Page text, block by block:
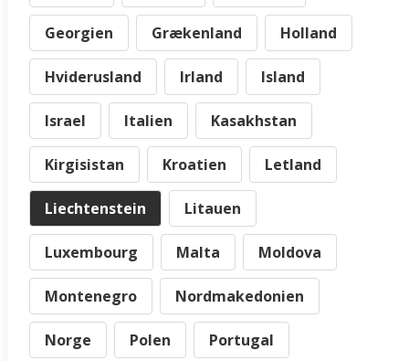
Georgien Grækenland Holland
Hviderusland Irland Island
Israel Italien Kasakhstan
Kirgisistan Kroatien Letland
Liechtenstein Litauen
Luxembourg Malta Moldova
Montenegro Nordmakedonien
Norge Polen Portugal